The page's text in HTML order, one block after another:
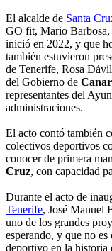
El alcalde de Santa
GO fit, Mario Barbosa,
inició en 2022, y que
también estuvieron
de Tenerife, Rosa
del Gobierno de
representantes del
administraciones.
El acto contó también
colectivos deportivos
conocer de primera
Cruz, con capacidad
Durante el acto de
Tenerife, José Manuel
uno de los grandes
esperando, y que no
deportivo en la historia